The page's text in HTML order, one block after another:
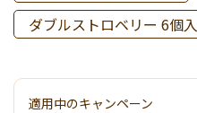
ダブルストロベリー 6個
適用中のキャンペーン